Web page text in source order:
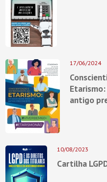
17/06/2024
antigo
10/08/2023
Cartilha